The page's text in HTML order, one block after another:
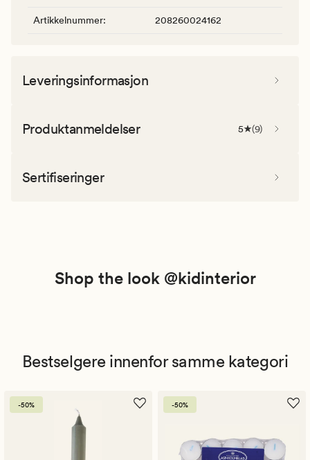
Artikkelnummer: 208260024162
Leveringsinformasjon
Produktanmeldelser 5 (9)
Sertifiseringer
Shop the look @kidinterior
Bestselgere innenfor samme kategori
-50% -50%